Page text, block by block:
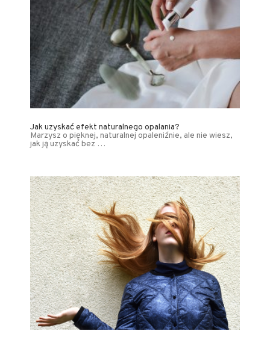
Jak uzyskać efekt naturalnego opalania?
Marzysz o pięknej, naturalnej opaleniźnie, ale nie wiesz,
jak ją uzyskać bez …